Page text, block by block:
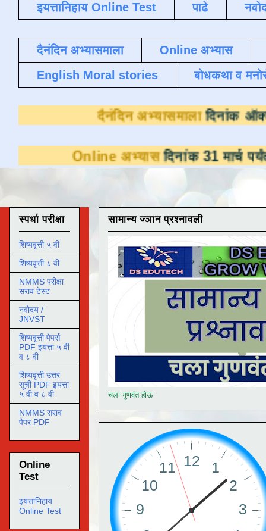
इयत्तानिहाय Online Test पाढे
दैनंदिन अभ्यासमाला
Online अभ्यास
English Moral stories
बोधकथा व
दैनंदिन
Online अभ्यासदिनांक 31 मार्च पर्यंत
सामान्य ज्ञान प्रश्नावली
चला गुणवंत होऊ
स्पर्धा परीक्षा
शिष्यवृत्ती ५ वी
शिष्यवृत्ती ८ वी
NMMS परीक्षा
सराव टेस्ट
नवोदय /
JNVST
शिष्यवृत्ती पेपर्स
PDF इयत्ता ५ वी
व ८ वी
शिष्यवृत्ती उत्तर
सूची PDF इयत्ता
५ वी व ८ वी
NMMS सराव
पेपर PDF
Online
Test
इयत्तानिहाय
Online Test